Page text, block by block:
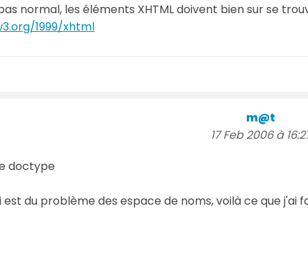
normal, les éléments XHTML doivent bien sur se
1999/xhtml
m@t
17 Feb 2006 à
doctype
est du problème des espace de noms, voilà ce que j'ai